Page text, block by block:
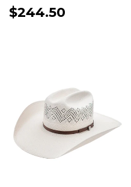
PRECIO
HABITUAL
$244.50